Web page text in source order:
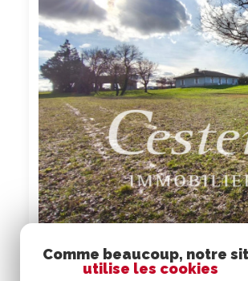
Comme beaucoup, notre
utilise les cookies